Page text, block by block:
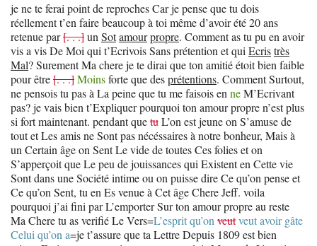
je ne te ferai point de reproches Car je pense que tu dois
réellement t’en faire beaucoup à toi même d’avoir été 20 ans
retenue par[. . .]unSotamourpropre. Comment as tu pu en avoir
vis a vis De Moi qui t’Ecrivois Sans prétention et quiEcristrès
Mal? Surement Ma chere je te dirai que ton amitié étoit bien faible
pour être[. . .]Moinsforte que desprétentions. Comment Surtout,
ne pensois tu pas à La peine que tu me faisois enneM’Ecrivant
pas? je vais bien t’Expliquer pourquoi ton amour propre n’est plus
si fort maintenant. pendant quetuL’on est jeune on S’amuse de
tout et Les amis ne Sont pas nécéssaires à notre bonheur, Mais à
un Certain âge on Sent Le vide de toutes Ces folies et on
S’apperçoit que Le peu de jouissances qui Existent en Cette vie
Sont dans une Société intime ou on puisse dire Ce qu’on pense et
Ce qu’on Sent, tu en Es venue à Cet âge Chere Jeff. voila
pourquoi j’ai fini par L’emporter Sur ton amour propre au reste
Ma Chere tu as verifié Le Vers=L’esprit qu’onveutveut avoir gâte
Celui qu’on a=je t’assure que ta Lettre Depuis 1809 est bien